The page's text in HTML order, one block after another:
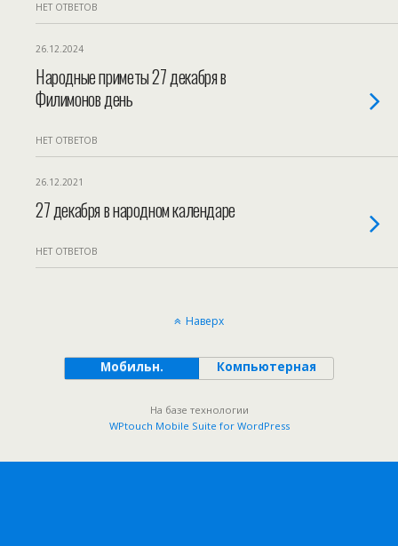
НЕТ ОТВЕТОВ
26.12.2024
Народные приметы 27 декабря в
Филимонов день
НЕТ ОТВЕТОВ
26.12.2021
27 декабря в народном календаре
НЕТ ОТВЕТОВ
Наверх
Мобильн. Компьютерная
На базе технологии
WPtouch Mobile Suite for WordPress